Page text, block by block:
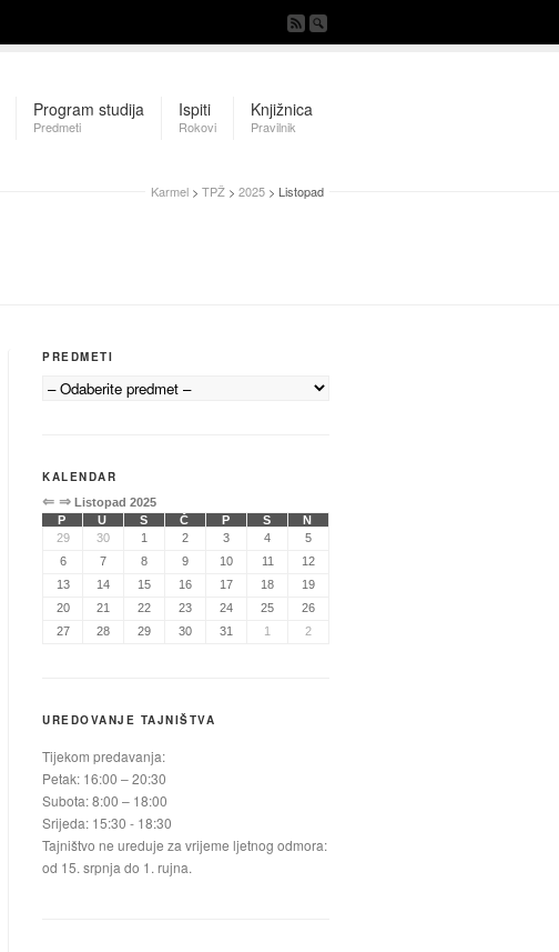
Program studija
Predmeti
Ispiti
Rokovi
Knjižnica
Pravilnik
Karmel > TPŽ > 2025 > Listopad
PREDMETI
KALENDAR
⇐ ⇒ Listopad 2025
P
U S Č P S
N
29
30 1 2 3 4
5
6
7 8 9 10 11
12
13
14 15 16 17 18
19
20
21 22 23 24 25
26
27
28 29 30 31 1 2
UREDOVANJE TAJNIŠTVA
Tijekom predavanja:
Petak: 16:00 – 20:30
Subota: 8:00 – 18:00
Srijeda: 15:30 - 18:30
Tajništvo ne ureduje za vrijeme ljetnog odmora:
od 15. srpnja do 1. rujna.